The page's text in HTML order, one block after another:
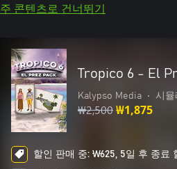
주 콘텐츠로 건너뛰기
Tropico 6 - El
Kalypso Media • 시뮬
₩2,500₩1,875
할인 판매 중: ₩625, 5일 후 종료